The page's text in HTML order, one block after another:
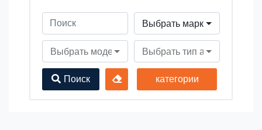
Выбрать марку
Выбрать модель автомобиляВыбрать тип автомобиля
Поиск категории